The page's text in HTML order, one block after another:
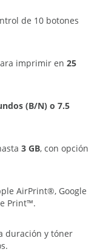
de 10 botones
imprimir en 25
(B/N) o 7.5
3 GB, con opción
AirPrint®, Google
Print™.
duración y tóner